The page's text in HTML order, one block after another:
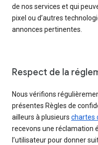
de nos services et qui
pixel ou d’autres
annonces pertinentes.
Respect de la
Nous vérifions
présentes Règles de
ailleurs à plusieurs chartes
recevons une réclamation
l’utilisateur pour donner